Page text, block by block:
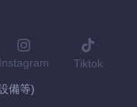
Instagram Tiktok
備等)